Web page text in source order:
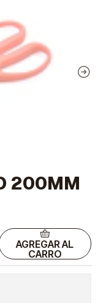
200MM
AGREGAR AL
CARRO